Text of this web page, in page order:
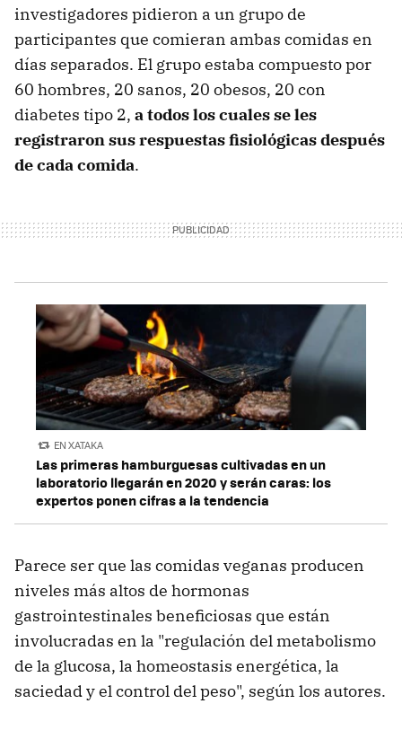
investigadores pidieron a un grupo de
participantes que comieran ambas comidas en
días separados. El grupo estaba compuesto por
60 hombres, 20 sanos, 20 obesos, 20 con
diabetes tipo 2, a todos los cuales se les
registraron sus respuestas fisiológicas después
de cada comida.
EN XATAKA
Las primeras hamburguesas cultivadas en un
laboratorio llegarán en 2020 y serán caras: los
expertos ponen cifras a la tendencia
Parece ser que las comidas veganas producen
niveles más altos de hormonas
gastrointestinales beneficiosas que están
involucradas en la "regulación del metabolismo
de la glucosa, la homeostasis energética, la
saciedad y el control del peso", según los autores.